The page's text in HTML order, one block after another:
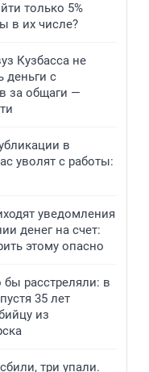
только 5%
в их числе?
Кузбасса не
деньги с
за общаги —
в
уволят с работы:
уведомления
денег на счет:
этому опасно
расстреляли: в
35 лет
из
три упали.